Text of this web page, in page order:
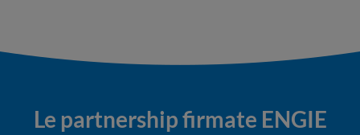
Le partnership firmate ENGIE